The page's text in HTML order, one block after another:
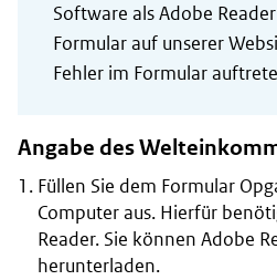
Software als Adobe
Formular auf unserer
Fehler im Formular
Angabe des
Füllen Sie dem Formular
Computer aus. Hierfür
Reader. Sie können Adobe
herunterladen.